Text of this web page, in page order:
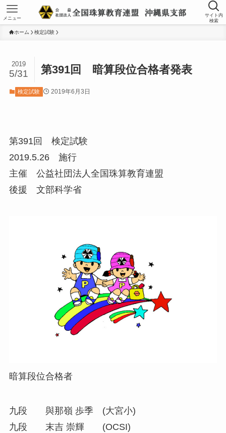
サイト内
検索
メニュー
ホーム 検定試験
第391回 暗算段位合格者発表
2019
5/31
検定試験 2019年6月3日
第391回 検定試験
2019.5.26 施行
主催 公益社団法人全国珠算教育連盟
後援 文部科学省
暗算段位合格者
九段 與那嶺 歩季 (大宮小)
九段 末吉 崇輝 (OCSI)